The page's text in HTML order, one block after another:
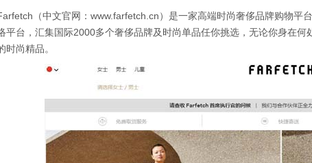
（中文官网：www.farfetch.cn）是一家高端时尚奢侈品牌购物平
平台，汇集国际2000多个奢侈品牌及时尚单品任你挑选，无论你身在
时尚精品。